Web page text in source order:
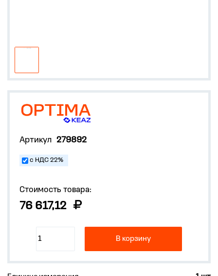
Артикул 279892
с НДС 22%
Стоимость товара:
76 617,12
В корзину